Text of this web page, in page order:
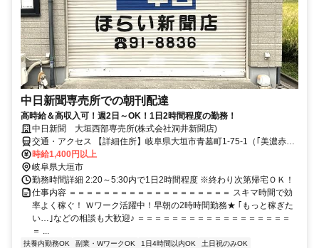
中日新聞専売所での朝刊配達
高時給＆高収入可！週2日～OK！1日2時間程度の勤務！
中日新聞 大垣西部専売所(株式会社洞井新聞店)
交通・アクセス 【詳細住所】岐阜県大垣市青墓町1-75-1（｢美濃赤坂
駅｣より車で5分※車通勤可）
時給1,400円以上
岐阜県大垣市
勤務時間詳細 2:20～5:30内で1日2時間程度 ※終わり次第帰宅ＯＫ！
仕事内容 ＝＝＝＝＝＝＝＝＝＝＝＝＝＝＝＝＝＝＝ スキマ時間で効
率よく稼ぐ！ Ｗワーク活躍中！早朝の2時時間勤務★ ｢もっと稼ぎた
い…｣などの相談も大歓迎♪ ＝＝＝＝＝＝＝＝＝＝＝＝＝＝＝＝＝＝
＝ ...
扶養内勤務OK 副業・WワークOK 1日4時間以内OK
土日祝のみOK